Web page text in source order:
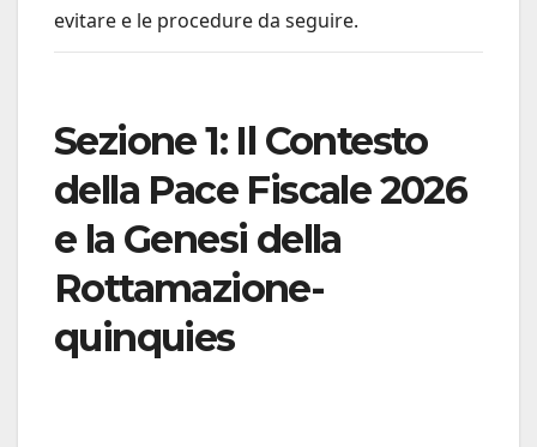
evitare e le procedure da seguire.
Sezione 1: Il Contesto
della Pace Fiscale 2026
e la Genesi della
Rottamazione-
quinquies